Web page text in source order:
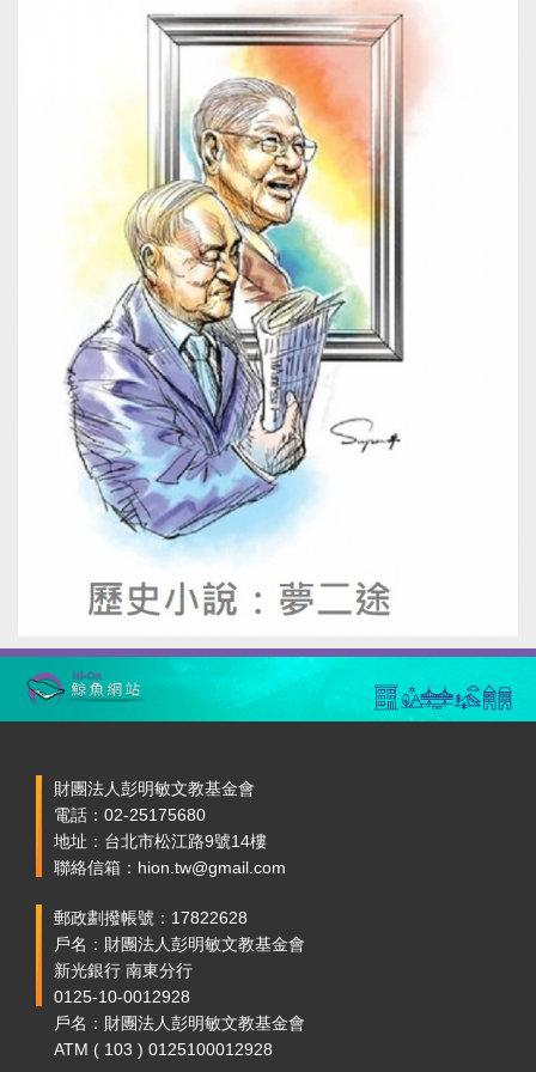
財團法人彭明敏文教基金會
電話：02-25175680
地址：台北市松江路9號14樓
聯絡信箱：hion.tw@gmail.com
郵政劃撥帳號：17822628
戶名：財團法人彭明敏文教基金會
新光銀行 南東分行
0125-10-0012928
戶名：財團法人彭明敏文教基金會
ATM ( 103 ) 0125100012928